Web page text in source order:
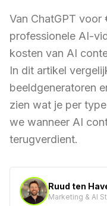
Van ChatGPT
professionele AI-
kosten van AI
In dit artikel
beeldgeneratoren
zien wat je per
we wanneer AI
terugverdient.
Ruud ten
Marketing & AI